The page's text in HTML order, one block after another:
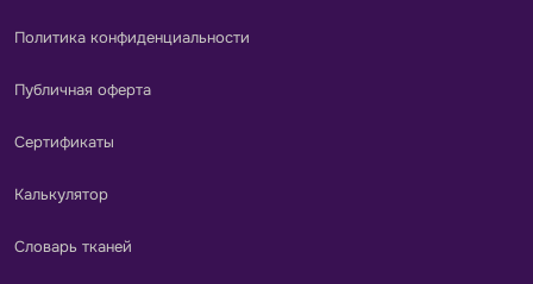
Политика конфиденциальности
Публичная оферта
Сертификаты
Калькулятор
Словарь тканей